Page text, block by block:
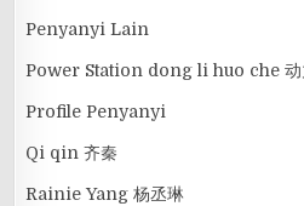
Penyanyi Lain
Power Station dong li huo che 动
Profile Penyanyi
Qi qin 齐秦
Rainie Yang 杨丞琳